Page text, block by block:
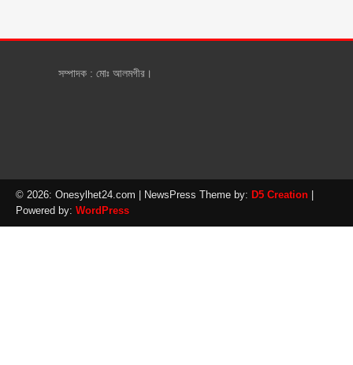
সম্পাদক : মোঃ আলমগীর।
© 2026: Onesylhet24.com | NewsPress Theme by: D5 Creation
Powered by: WordPress